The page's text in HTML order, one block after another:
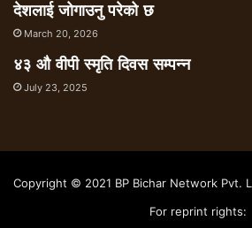
देशलाई जोगाउनु परेको छ
March 20, 2026
४३ औ वीपी स्मृति दिवस सम्पन्न
July 23, 2025
Copyright © 2021 BP Bichar Network Pvt.
For reprint rights: